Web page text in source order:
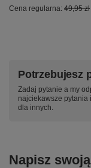
Cena regularna: 49,95 zł
Potrzebujesz
Zadaj pytanie a my
najciekawsze
dla innych.
Napisz